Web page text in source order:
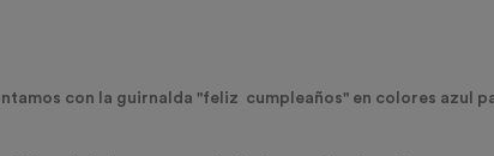
con la guirnalda "feliz cumpleaños" en colores azul